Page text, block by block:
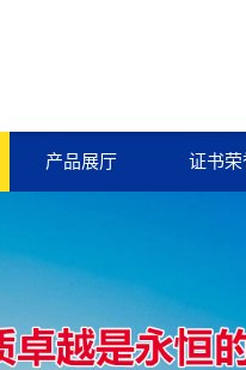
产品展厅 证书荣